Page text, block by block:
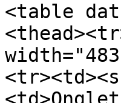
<table